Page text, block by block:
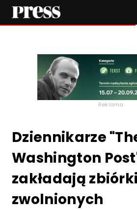
Reklama
Dziennikarze
Washington
zakładają
zwolnionych